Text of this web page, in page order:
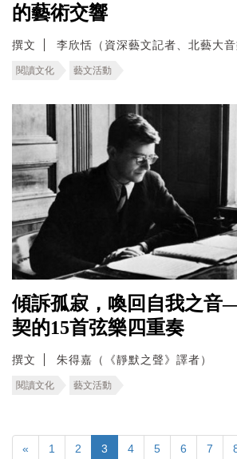
的藝術交響
撰文 李欣恬（資深藝文記者、北藝大音
閱讀文化 藝文活動
傾訴孤寂，喚回自我之音
契的15首弦樂四重奏
撰文 朱得嘉（《靜默之聲》譯者）
閱讀文化 藝文活動
« 1 2 3 4 5 6 7